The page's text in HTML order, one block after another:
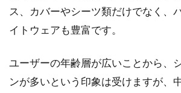
ス、カバーやシーツ類だけでなく、
イトウェアも豊富です。
ユーザーの年齢層が広いことから、
ンが多いという印象は受けますが、